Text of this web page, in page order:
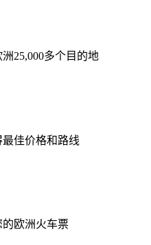
25,000多个目的地
佳价格和路线
欧洲火车票